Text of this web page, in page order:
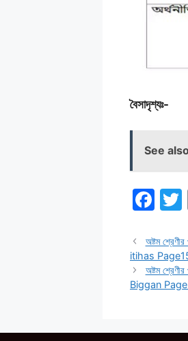
বৈসাদৃশ্যঃ-
See also
F
c
e
b
o
অষ্টম
itihas
অষ্টম
Biggan